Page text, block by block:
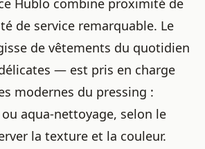
Hublo combine proximité de
de service remarquable. Le
de vêtements du quotidien
— est pris en charge
modernes du pressing :
aqua-nettoyage, selon le
la texture et la couleur.